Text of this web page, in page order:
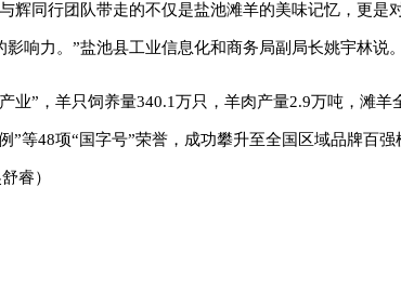
辉同行团队带走的不仅是盐池滩羊的美味记忆，更是
响力。”盐池县工业信息化和商务局副局长姚宇林说。
”，羊只饲养量340.1万只，羊肉产量2.9万吨，滩羊
等48项“国字号”荣誉，成功攀升至全国区域品牌百
睿）